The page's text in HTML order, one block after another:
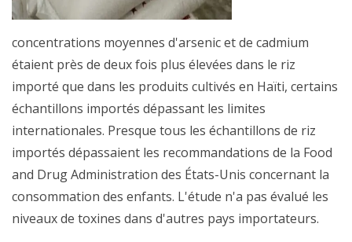
concentrations moyennes d'arsenic et de cadmium
étaient près de deux fois plus élevées dans le riz
importé que dans les produits cultivés en Haïti, certains
échantillons importés dépassant les limites
internationales. Presque tous les échantillons de riz
importés dépassaient les recommandations de la Food
and Drug Administration des États-Unis concernant la
consommation des enfants. L'étude n'a pas évalué les
niveaux de toxines dans d'autres pays importateurs.